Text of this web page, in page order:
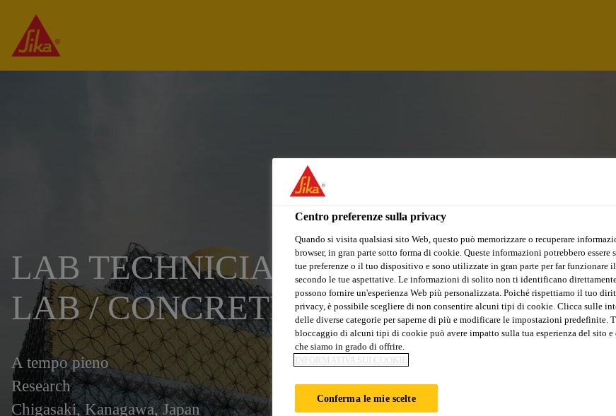
LAB TECHNICIAN - PRODUCT
LAB / CONCRETE
A tempo pieno
Research
Chigasaki, Kanagawa, Japan
Centro preferenze sulla privacy
Quando si visita qualsiasi sito Web, questo può memorizzare o recuperare
browser, in gran parte sotto forma di cookie. Queste informazioni potrebbero essere
tue preferenze o il tuo dispositivo e sono utilizzate in gran parte per far funzionare
secondo le tue aspettative. Le informazioni di solito non ti identificano
possono fornire un'esperienza Web più personalizzata. Poiché rispettiamo il tuo
privacy, è possibile scegliere di non consentire alcuni tipi di cookie. Clicca sulle
delle diverse categorie per saperne di più e modificare le impostazioni predefinite.
bloccaggio di alcuni tipi di cookie può avere impatto sulla tua esperienza del sito e
che siamo in grado di offrire.
INFORMATIVA SUI COOKIE
Conferma le mie scelte